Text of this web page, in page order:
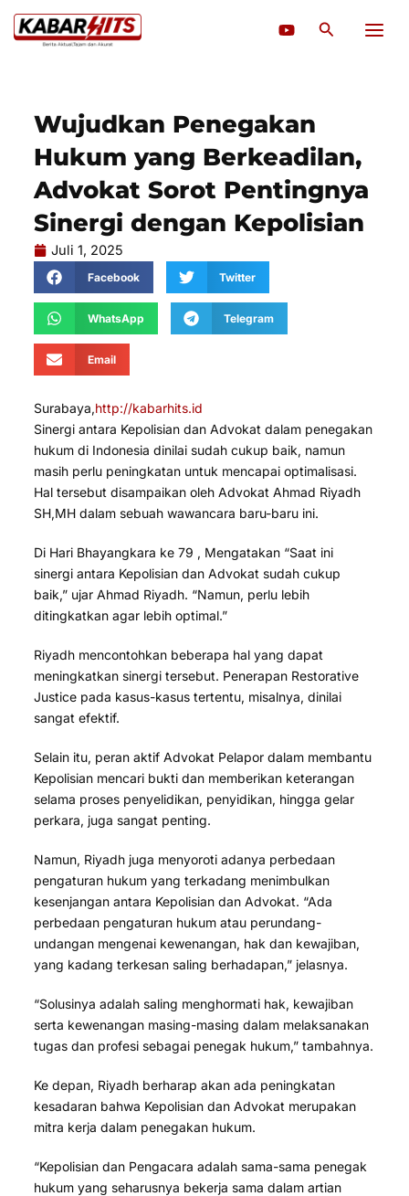
Lewati
ke
Cari
Wujudkan Penegakan
Hukum yang Berkeadilan,
Advokat Sorot Pentingnya
Sinergi dengan Kepolisian
Juli 1, 2025
Facebook Twitter
WhatsApp Telegram
Email
Surabaya,http://kabarhits.id
Sinergi antara Kepolisian dan Advokat dalam penegakan
hukum di Indonesia dinilai sudah cukup baik, namun
masih perlu peningkatan untuk mencapai optimalisasi.
Hal tersebut disampaikan oleh Advokat Ahmad Riyadh
SH,MH dalam sebuah wawancara baru-baru ini.
Di Hari Bhayangkara ke 79 , Mengatakan “Saat ini
sinergi antara Kepolisian dan Advokat sudah cukup
baik,” ujar Ahmad Riyadh. “Namun, perlu lebih
ditingkatkan agar lebih optimal.”
Riyadh mencontohkan beberapa hal yang dapat
meningkatkan sinergi tersebut. Penerapan Restorative
Justice pada kasus-kasus tertentu, misalnya, dinilai
sangat efektif.
Selain itu, peran aktif Advokat Pelapor dalam membantu
Kepolisian mencari bukti dan memberikan keterangan
selama proses penyelidikan, penyidikan, hingga gelar
perkara, juga sangat penting.
Namun, Riyadh juga menyoroti adanya perbedaan
pengaturan hukum yang terkadang menimbulkan
kesenjangan antara Kepolisian dan Advokat. “Ada
perbedaan pengaturan hukum atau perundang-
undangan mengenai kewenangan, hak dan kewajiban,
yang kadang terkesan saling berhadapan,” jelasnya.
“Solusinya adalah saling menghormati hak, kewajiban
serta kewenangan masing-masing dalam melaksanakan
tugas dan profesi sebagai penegak hukum,” tambahnya.
Ke depan, Riyadh berharap akan ada peningkatan
kesadaran bahwa Kepolisian dan Advokat merupakan
mitra kerja dalam penegakan hukum.
“Kepolisian dan Pengacara adalah sama-sama penegak
hukum yang seharusnya bekerja sama dalam artian